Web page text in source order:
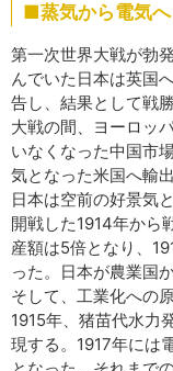
■蒸気から電気へ
第一次世界大戦が勃
んでいた日本は英国
告し、結果として戦
大戦の間、ヨーロッ
いなくなった中国市
気となった米国へ輸
日本は空前の好景気
開戦した1914年から
産額は5倍となり、
った。日本が農業国
そして、工業化への
1915年、猪苗代水力
現する。1917年には